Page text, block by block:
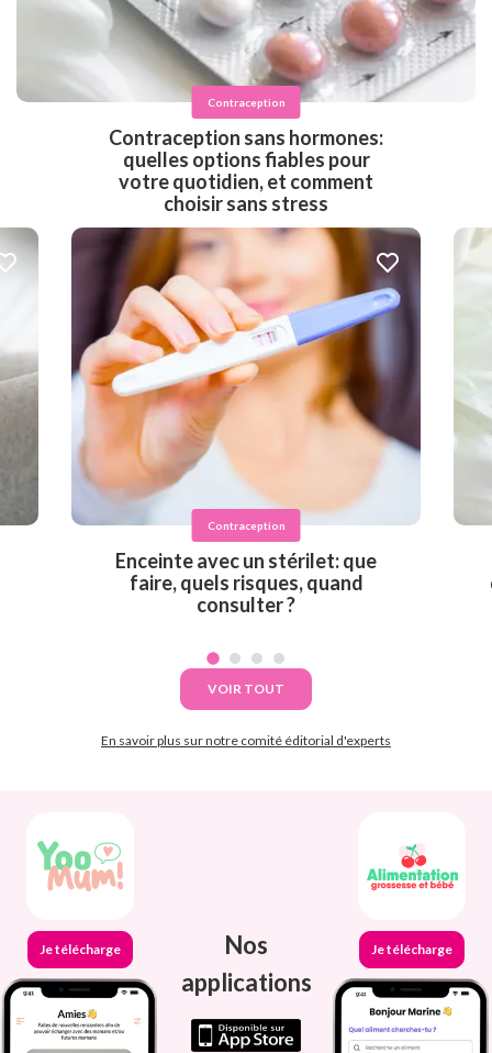
Contraception
Contraception sans hormones:
quelles options fiables pour
votre quotidien, et comment
choisir sans stress
Contraception
Enceinte avec un stérilet: que
faire, quels risques, quand
consulter ?
VOIR TOUT
En savoir plus sur notre comité éditorial d'experts
Je télécharge
Nos
applications
Je télécharge